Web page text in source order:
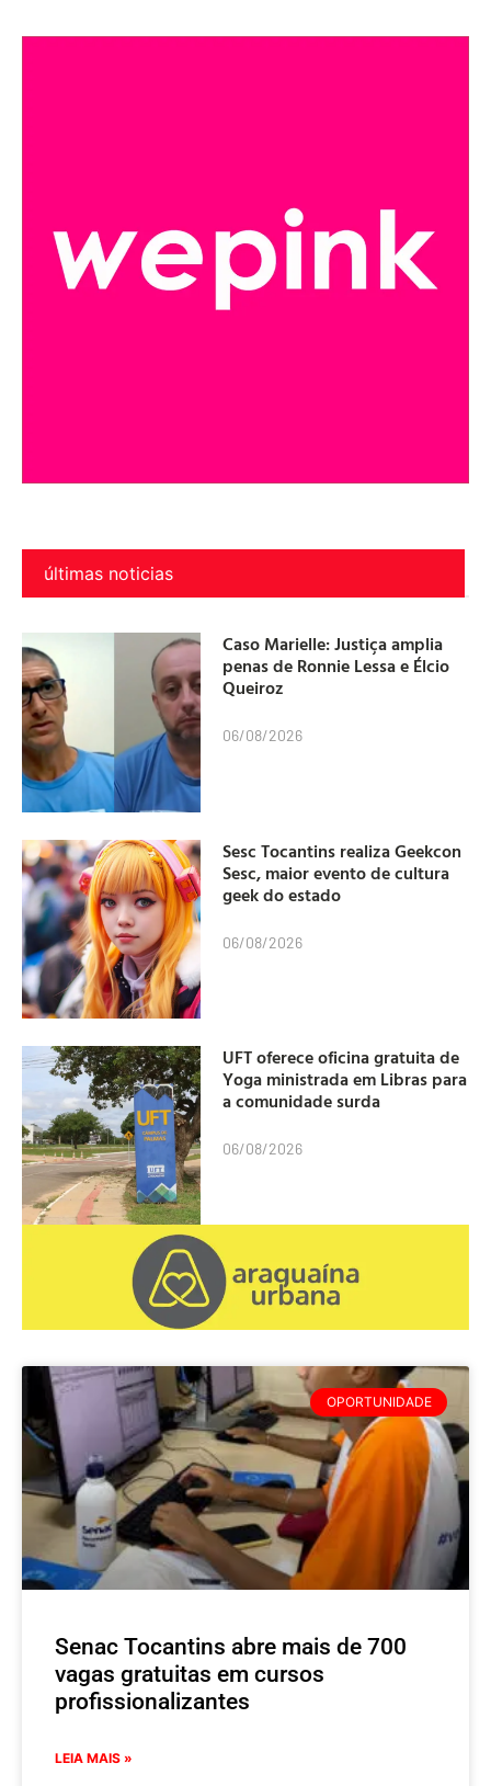
últimas noticias
Caso Marielle: Justiça amplia
penas de Ronnie Lessa e Élcio
Queiroz
06/08/2026
Sesc Tocantins realiza Geekcon
Sesc, maior evento de cultura
geek do estado
06/08/2026
UFT oferece oficina gratuita de
Yoga ministrada em Libras para
a comunidade surda
06/08/2026
OPORTUNIDADE
Senac Tocantins abre mais de 700
vagas gratuitas em cursos
profissionalizantes
LEIA MAIS »